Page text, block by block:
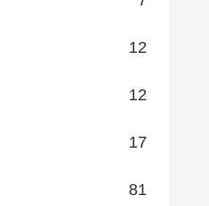
12
12
17
81